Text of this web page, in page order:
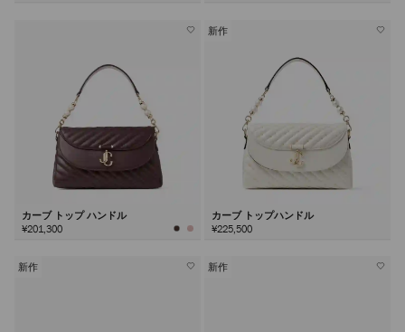
カーブ トップ ハンドル
¥201,300
新作
カーブ トップハンドル
¥225,500
新作 新作